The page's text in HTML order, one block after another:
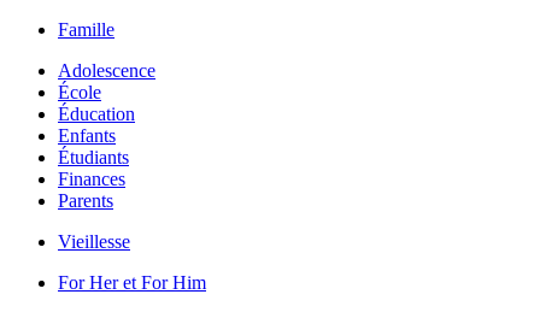
Famille
Adolescence
École
Éducation
Enfants
Étudiants
Finances
Parents
Vieillesse
For Her et For Him